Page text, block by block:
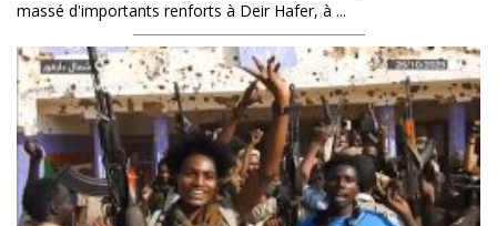
massé d'importants renforts à Deir Hafer, à ...